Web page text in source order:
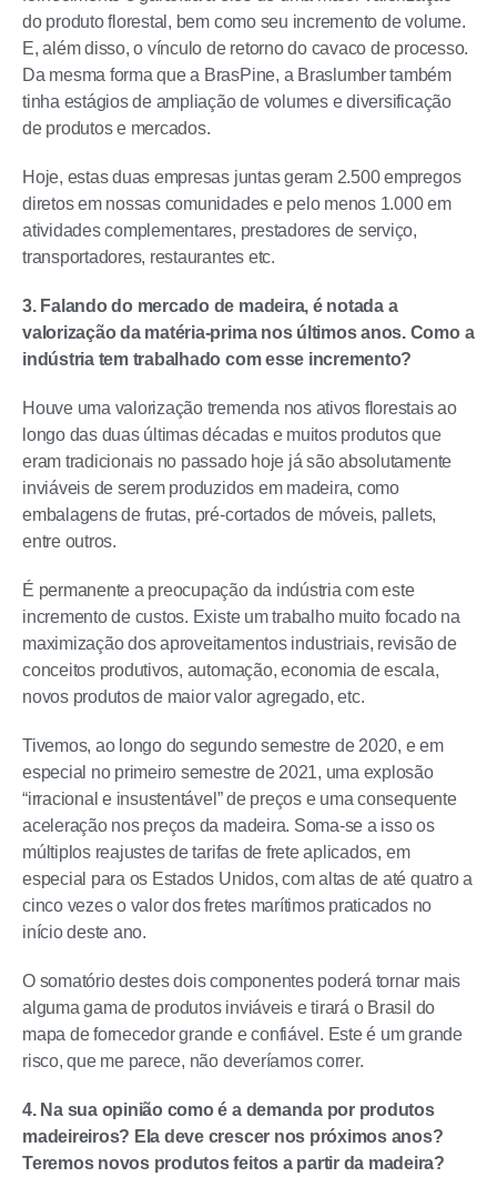
do produto florestal, bem como seu incremento de volume.
E, além disso, o vínculo de retorno do cavaco de processo.
Da mesma forma que a BrasPine, a Braslumber também
tinha estágios de ampliação de volumes e diversificação
de produtos e mercados.
Hoje, estas duas empresas juntas geram 2.500 empregos
diretos em nossas comunidades e pelo menos 1.000 em
atividades complementares, prestadores de serviço,
transportadores, restaurantes etc.
3. Falando do mercado de madeira, é notada a
valorização da matéria-prima nos últimos anos. Como a
indústria tem trabalhado com esse incremento?
Houve uma valorização tremenda nos ativos florestais ao
longo das duas últimas décadas e muitos produtos que
eram tradicionais no passado hoje já são absolutamente
inviáveis de serem produzidos em madeira, como
embalagens de frutas, pré-cortados de móveis, pallets,
entre outros.
É permanente a preocupação da indústria com este
incremento de custos. Existe um trabalho muito focado na
maximização dos aproveitamentos industriais, revisão de
conceitos produtivos, automação, economia de escala,
novos produtos de maior valor agregado, etc.
Tivemos, ao longo do segundo semestre de 2020, e em
especial no primeiro semestre de 2021, uma explosão
“irracional e insustentável” de preços e uma consequente
aceleração nos preços da madeira. Soma-se a isso os
múltiplos reajustes de tarifas de frete aplicados, em
especial para os Estados Unidos, com altas de até quatro a
cinco vezes o valor dos fretes marítimos praticados no
início deste ano.
O somatório destes dois componentes poderá tornar mais
alguma gama de produtos inviáveis e tirará o Brasil do
mapa de fornecedor grande e confiável. Este é um grande
risco, que me parece, não deveríamos correr.
4. Na sua opinião como é a demanda por produtos
madeireiros? Ela deve crescer nos próximos anos?
Teremos novos produtos feitos a partir da madeira?